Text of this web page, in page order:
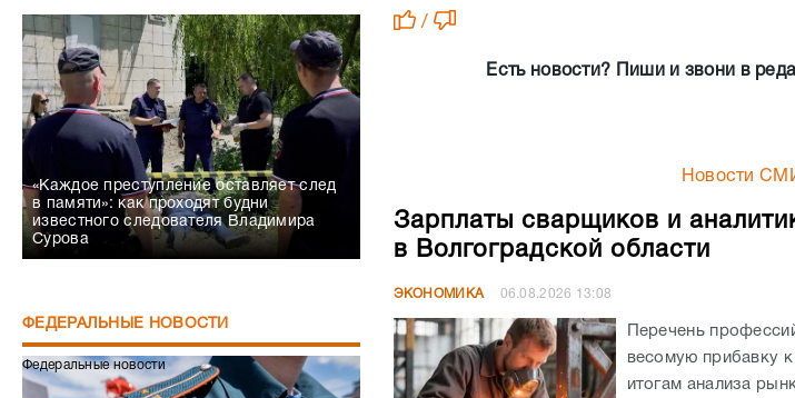
«Каждое преступление оставляет след
в памяти»: как проходят будни
известного следователя Владимира
Сурова
ФЕДЕРАЛЬНЫЕ НОВОСТИ
Федеральные новости
/
Есть новости? Пиши и звони в
Новости
Зарплаты сварщиков и
в Волгоградской области
ЭКОНОМИКА 06.08.2026 13:08
Перечень
весомую прибавку
итогам анализа